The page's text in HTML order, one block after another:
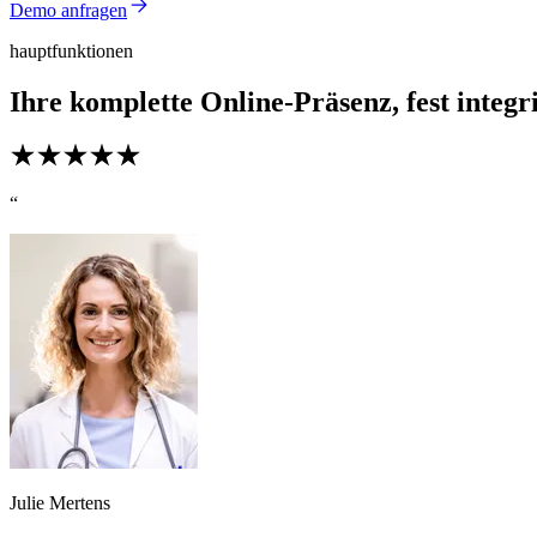
Demo anfragen
hauptfunktionen
Ihre komplette Online-Präsenz, fest
“
Julie Mertens